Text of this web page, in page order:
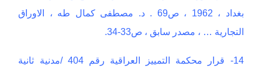
بغداد ، 1962 ، ص69 . د. مصطفى كمال طه ، الاوراق
التجارية … ، مصدر سابق ، ص33-34.
14- قرار محكمة التمييز العراقية رقم 404 /مدنية ثانية